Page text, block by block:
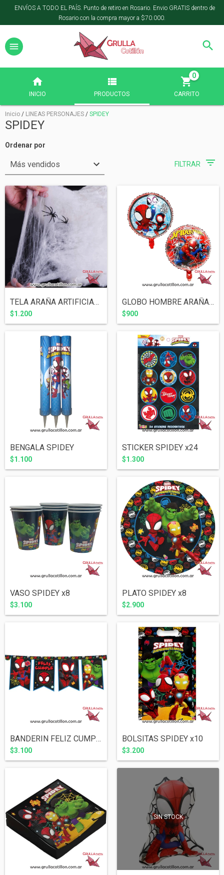
ENVÍOS A TODO EL PAÍS. Punto de retiro en Rosario. Envio GRATIS dentro de
Rosario con la compra mayor a $70.000.
INICIO PRODUCTOS CARRITO
0
Inicio / LINEAS PERSONAJES / SPIDEY
SPIDEY
Ordenar por
FILTRAR
TELA ARAÑA ARTIFICIAL BLANCA
$1.200
GLOBO HOMBRE ARAÑA Y SPIDEY 18"
$900
BENGALA SPIDEY
$1.100
STICKER SPIDEY x24
$1.300
VASO SPIDEY x8
$3.100
PLATO SPIDEY x8
$2.900
BANDERIN FELIZ CUMPLE SPIDEY
$3.100
BOLSITAS SPIDEY x10
$3.200
SIN STOCK